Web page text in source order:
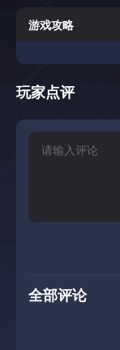
和太空场景中进
战性的体验。严
有挑战性和可重
射击，带有强烈
明确: 在高速战
达该站时使用强
幻风格的彩色3D
作而设计短，可
游戏攻略
玩家点评
全部评论